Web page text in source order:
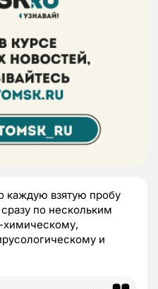
каждую взятую пробу
по нескольким
химическому,
и